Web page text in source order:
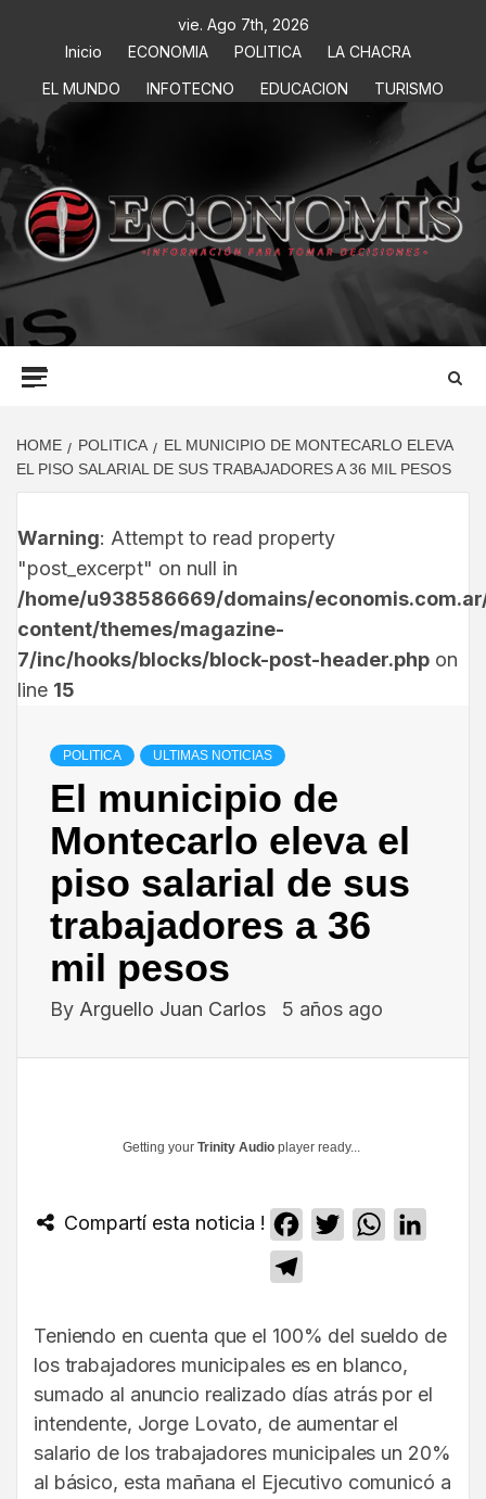
vie. Ago 7th, 2026
Inicio
ECONOMIA POLITICA
LA CHACRA
EL MUNDO
INFOTECNO EDUCACION TURISMO
ECONOMIS
INFORMACIÓN PARA TOMAR DECISIONES
HOME POLITICA
EL MUNICIPIO DE MONTECARLO ELEVA
EL PISO SALARIAL DE SUS TRABAJADORES A 36 MIL PESOS
Warning: Attempt to read property
"post_excerpt" on null in
/home/u938586669/domains/
content/themes/magazine-
7/inc/hooks/blocks/block-post-header.php on
line 15
POLITICA ULTIMAS NOTICIAS
El municipio de
Montecarlo eleva el
piso salarial de sus
trabajadores a 36
mil pesos
By Arguello Juan Carlos 5 años ago
Getting your Trinity Audio player ready...
Compartí esta noticia ! Facebook
TwitterWhatsApp
Teniendo en cuenta que el 100% del sueldo de
los trabajadores municipales es en blanco,
sumado al anuncio realizado días atrás por el
intendente, Jorge Lovato, de aumentar el
salario de los trabajadores municipales un 20%
al básico, esta mañana el Ejecutivo comunicó a